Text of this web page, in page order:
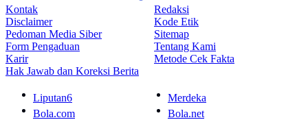
Kontak
Redaksi
Disclaimer
Kode Etik
Pedoman Media Siber
Sitemap
Form Pengaduan
Tentang Kami
Karir
Metode Cek Fakta
Hak Jawab dan Koreksi Berita
Liputan6
Merdeka
Bola.com
Bola.net